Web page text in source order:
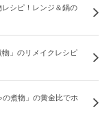
シピ！レンジ＆鍋の
」のリメイクレシピ
煮物」の黄金比でホ